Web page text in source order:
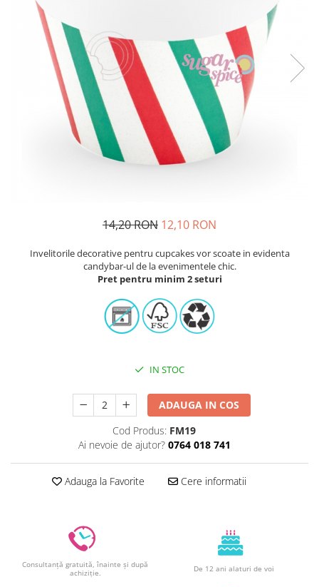
Sabloane - Embosere
Ustensile ciocolata
AMBALARE & PREZENTARE
Cupcakes
Cakepops - Acadele
Praline - Bomboane
Candybar - Catering
Alte ambalaje
Decoratiuni din zahar
Decoratiuni din ciocolata
Flori Comestibile
RELAXARE & HOBBY
Role pentru colorat
Postere gigant
Puzzele mecanic
Articole party
14,20 RON 12,10 RON
Invelitorile decorative pentru cupcakes vor scoate in evidenta
candybar-ul de la evenimentele chic.
Pret pentru minim 2 seturi
IN STOC
ADAUGA IN COS
Cod Produs: FM19
Ai nevoie de ajutor? 0764 018 741
Adauga la Favorite Cere informatii
Consultanță gratuită, înainte și după
achiziție.
De 12 ani alaturi de voi